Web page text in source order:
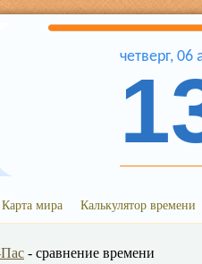
четверг, 06
Карта мира Калькулятор времени
- сравнение времени